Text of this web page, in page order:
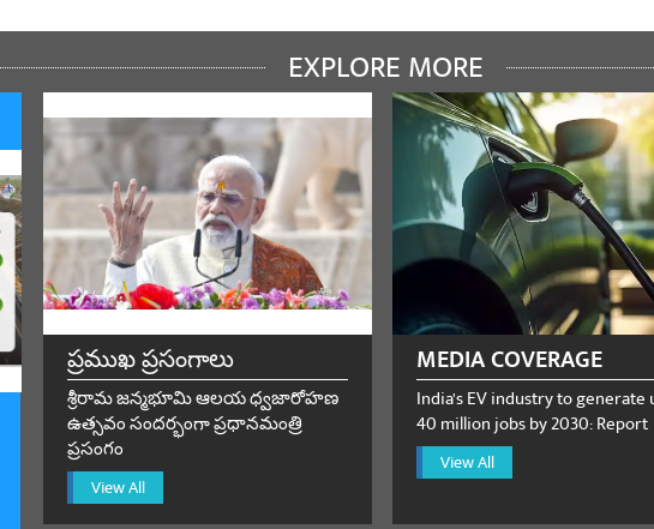
SHIVANAND R. NAVINALE June 25, 2023
great World leader Mr Modiji
షేర్ చేయండి
हरीश चन्द्र ओझा June 23, 2023
श्री मोदीजी है तो सब कुछ मुमकिन है भारत माता कि जय
షేర్ చేయండి
Raj kumar Das VPcbv
EXPLORE MORE
ప్రముఖ ప్రసంగాలు
శ్రీరామ జన్మభూమి ఆలయ ధ్వజారోహణ
ఉత్సవం సందర్భంగా ప్రధానమంత్రి
ప్రసంగం
View All
MEDIA COVERAGE
India's EV industry to generate
40 million jobs by 2030: Report
View All